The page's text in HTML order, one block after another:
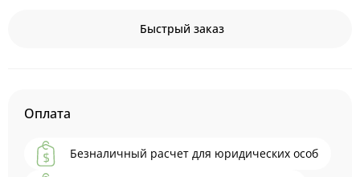
Быстрый заказ
Оплата
Безналичный расчет для юридических особ